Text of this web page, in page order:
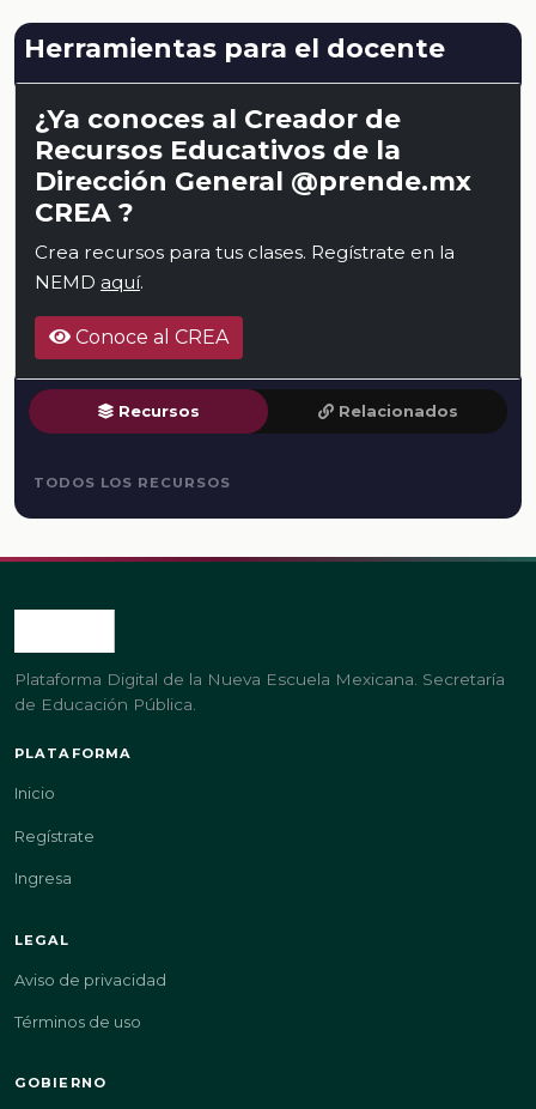
Herramientas para el docente
¿Ya conoces al Creador de
Recursos Educativos de la
Dirección General @prende.mx
CREA ?
Crea recursos para tus clases. Regístrate en la
NEMD aquí.
Conoce al CREA
Recursos Relacionados
TODOS LOS RECURSOS
Plataforma Digital de la Nueva Escuela Mexicana. Secretaría
de Educación Pública.
PLATAFORMA
Inicio
Regístrate
Ingresa
LEGAL
Aviso de privacidad
Términos de uso
GOBIERNO